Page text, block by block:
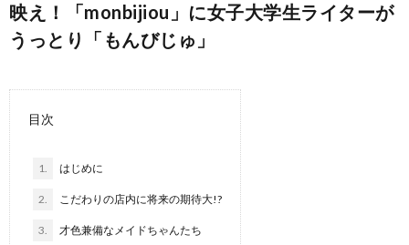
映え！「monbijiou」に女子大学生ライターが
うっとり「もんびじゅ」
目次
1. はじめに
2. こだわりの店内に将来の期待大!?
3. 才色兼備なメイドちゃんたち